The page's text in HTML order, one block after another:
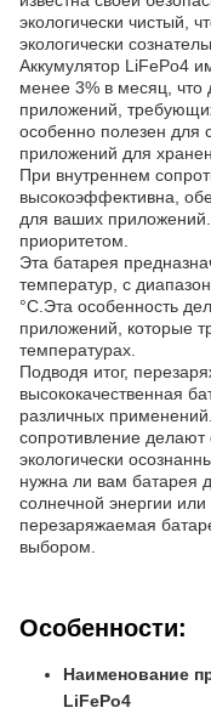
экологически чистый,
экологически
Аккумулятор LiFePo4
менее 3% в месяц,
приложений,
особенно полезен для
приложений для
При внутреннем
высокоэффективна,
для ваших
приоритетом.
Эта батарея
температур, с
°C.Эта особенность
приложений, которые
температурах.
Подводя итог,
высококачественная
различных
сопротивление
экологически
нужна ли вам батарея
солнечной энергии
перезаряжаемая
выбором.
Особенности:
Наименование
LiFePo4